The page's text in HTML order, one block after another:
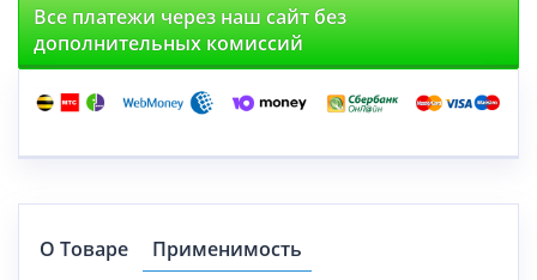
Все платежи через наш сайт без
дополнительных комиссий
О Товаре
Применимость